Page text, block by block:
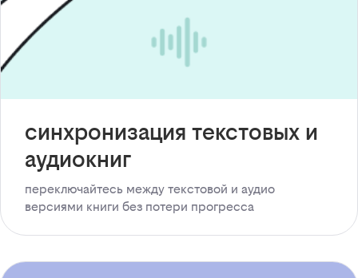
синхронизация текстовых и
аудиокниг
переключайтесь между текстовой и аудио
версиями книги без потери прогресса